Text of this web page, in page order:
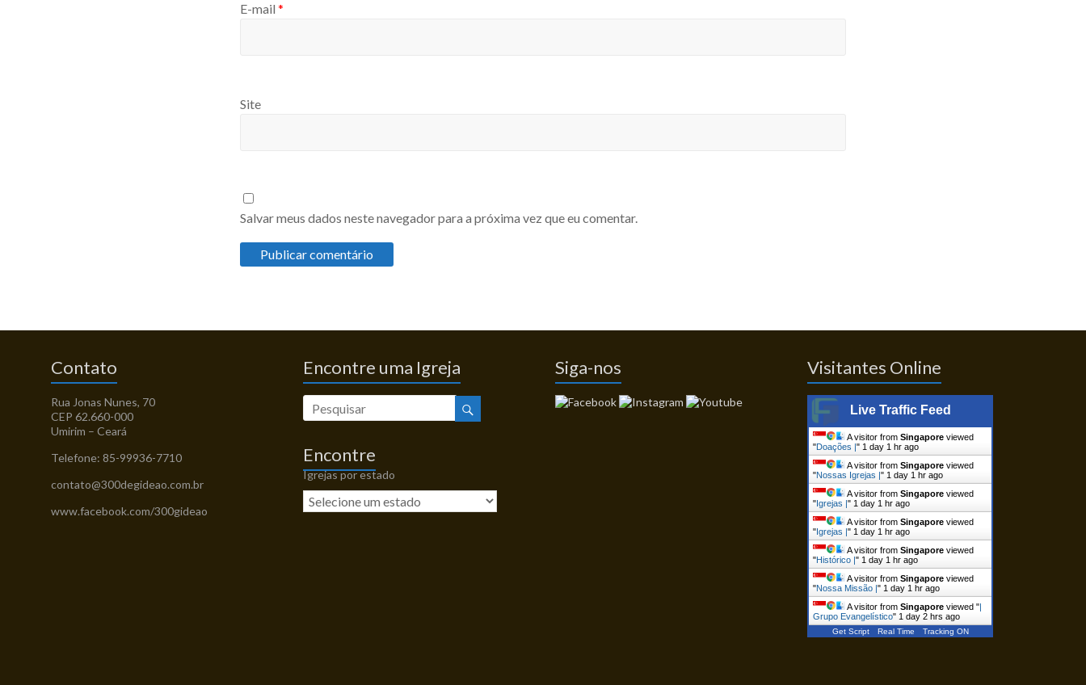
E-mail *
Site
Salvar meus dados neste navegador para a próxima vez que eu comentar.
Contato
Rua Jonas Nunes, 70
CEP 62.660-000
Umirim – Ceará
Telefone: 85-99936-7710
contato@300degideao.com.br
www.facebook.com/300gideao
Encontre uma Igreja
Encontre
Igrejas por estado
Siga-nos Visitantes Online
Live Traffic Feed
A visitor from Singapore viewed
"Doações | " 1 day 1 hr ago
A visitor from Singapore viewed
"Nossas Igrejas | " 1 day 1 hr ago
A visitor from Singapore viewed
" Igrejas | " 1 day 1 hr ago
A visitor from Singapore viewed
" Igrejas | " 1 day 1 hr ago
A visitor from Singapore viewed
"Histórico | " 1 day 1 hr ago
A visitor from Singapore viewed
"Nossa Missão | " 1 day 1 hr ago
A visitor from Singapore viewed "
Grupo Evangelístico" 1 day 2 hrs ago
Get Script Real Time Tracking ON